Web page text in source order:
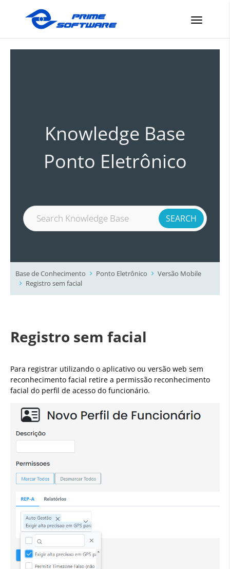
Knowledge Base
Ponto Eletrônico
Base de Conhecimento Ponto Eletrônico
Versão Mobile
Registro sem facial
Registro sem facial
Para registrar utilizando o aplicativo ou versão web sem
reconhecimento facial retire a permissão reconhecimento
facial do perfil de acesso do funcionário.